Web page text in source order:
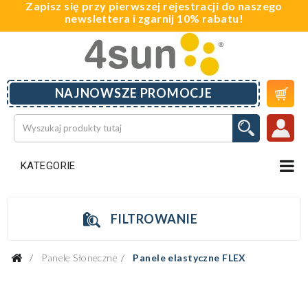
Zapisz się przy pierwszej rejestracji do naszego
newslettera i zgarnij 10% rabatu!
KATEGORIE
NAJNOWSZE PROMOCJE 
Panele Słoneczne Panele elastyczne FLEX
FILTROWANIE